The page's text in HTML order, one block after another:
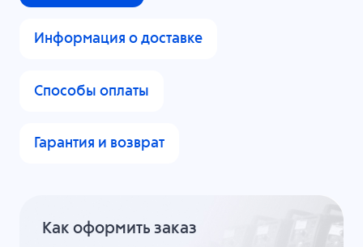
Информация о доставке
Способы оплаты
Гарантия и возврат
Как оформить заказ